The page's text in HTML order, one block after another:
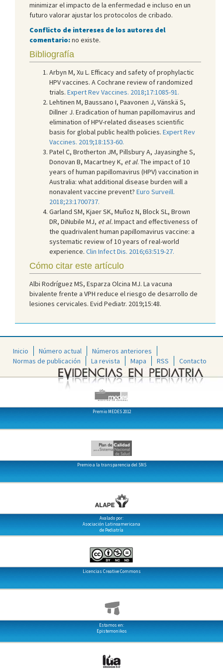
minimizar el impacto de la enfermedad e incluso en un
futuro valorar ajustar los protocolos de cribado.
Conflicto de intereses de los autores del
comentario:no existe.
Bibliografía
Arbyn M, Xu L. Efficacy and safety of prophylactic
HPV vaccines. A Cochrane review of randomized
trials. Expert Rev Vaccines. 2018;17:1085-91.
Lehtinen M, Baussano I, Paavonen J, Vänskä S,
Dillner J. Eradication of human papillomavirus and
elimination of HPV-related diseases scientific
basis for global public health policies. Expert Rev
Vaccines. 2019;18:153-60.
Patel C, Brotherton JM, Pillsbury A, Jayasinghe S,
Donovan B, Macartney K, et al. The impact of 10
years of human papillomavirus (HPV) vaccination in
Australia: what additional disease burden will a
nonavalent vaccine prevent? Euro Surveill.
2018;23:1700737.
Garland SM, Kjaer SK, Muñoz N, Block SL, Brown
DR, DiNubile MJ, et al.Impact and effectiveness of
the quadrivalent human papillomavirus vaccine: a
systematic review of 10 years of real-world
experience. Clin Infect Dis. 2016;63:519-27.
Cómo citar este artículo
Albi Rodríguez MS, Esparza Olcina MJ. La vacuna
bivalente frente a VPH reduce el riesgo de desarrollo de
lesiones cervicales. Evid Pediatr. 2019;15:48.
Inicio Número actual
Números anteriores
Normas de publicación
La revista Mapa RSS Contacto
Premio MEDES 2012
Premio a la transparencia del SNS
Avalado por:
Asociación Latinoamericana
de Pediatría
Licencias Creative Commons
Estamos en:
Epistemonikos